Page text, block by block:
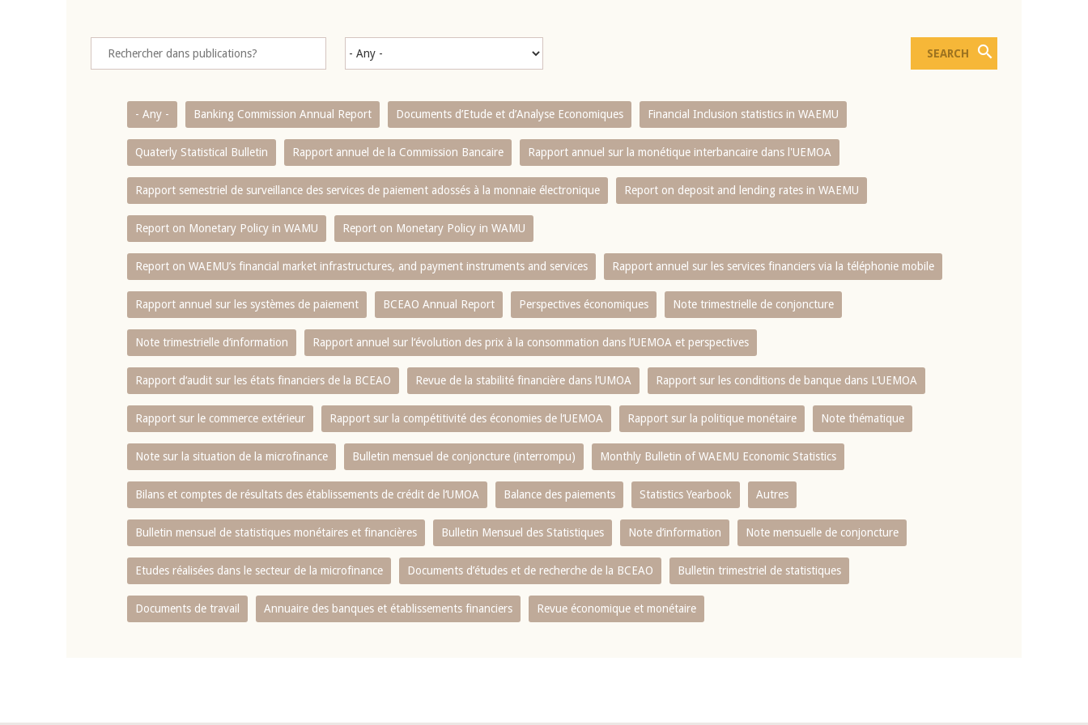
- Any - Banking Commission Annual Report Documents d’Etude et d’Analyse Economiques Financial Inclusion statistics in WAEMU
Quaterly Statistical Bulletin Rapport annuel de la Commission Bancaire Rapport annuel sur la monétique interbancaire dans l'UEMOA
Rapport semestriel de surveillance des services de paiement adossés à la monnaie électronique Report on deposit and lending rates in WAEMU
Report on Monetary Policy in WAMU Report on Monetary Policy in WAMU
Report on WAEMU’s financial market infrastructures, and payment instruments and services Rapport annuel sur les services financiers via la téléphonie mobile
Rapport annuel sur les systèmes de paiement BCEAO Annual Report Perspectives économiques Note trimestrielle de conjoncture
Note trimestrielle d‘information Rapport annuel sur l‘évolution des prix à la consommation dans l‘UEMOA et perspectives
Rapport d‘audit sur les états financiers de la BCEAO Revue de la stabilité financière dans l‘UMOA Rapport sur les conditions de banque dans L‘UEMOA
Rapport sur le commerce extérieur Rapport sur la compétitivité des économies de l‘UEMOA Rapport sur la politique monétaire Note thématique
Note sur la situation de la microfinance Bulletin mensuel de conjoncture (interrompu) Monthly Bulletin of WAEMU Economic Statistics
Bilans et comptes de résultats des établissements de crédit de l‘UMOA Balance des paiements Statistics Yearbook Autres
Bulletin mensuel de statistiques monétaires et financières Bulletin Mensuel des Statistiques Note d’information Note mensuelle de conjoncture
Etudes réalisées dans le secteur de la microfinance Documents d’études et de recherche de la BCEAO Bulletin trimestriel de statistiques
Documents de travail Annuaire des banques et établissements financiers Revue économique et monétaire